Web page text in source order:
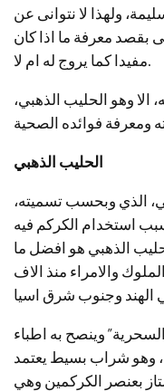
ولهذا لا نتوانى عن
بقصد معرفة ما اذا كان
مفيدا كما يروج له ام لا.
الا وهو الحليب الذهبي،
الحليب الذهبي
الذي وبحسب تسميته،
الذهبي هو افضل ما
والامراء منذ الاف
وينصح به اطباء
وهو شراب بسيط يعتمد
بعنصر الكركمين وهي